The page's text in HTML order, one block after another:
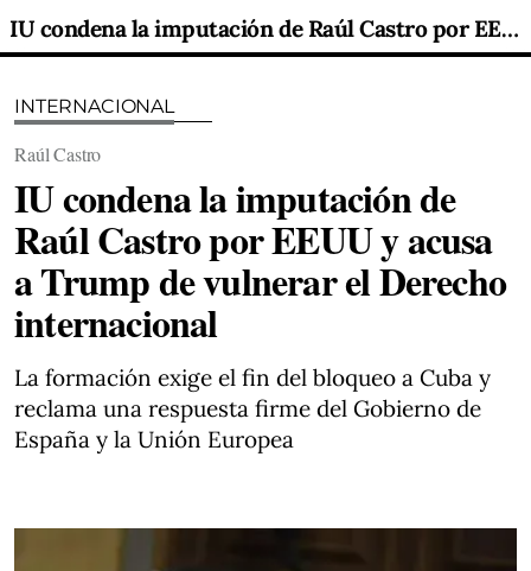
IU condena la imputación de Raúl Castro por EEUU y acusa a Trump de vulnerar el Derecho internacional
INTERNACIONAL
Raúl Castro
IU condena la imputación de
Raúl Castro por EEUU y acusa
a Trump de vulnerar el Derecho
internacional
La formación exige el fin del bloqueo a Cuba y
reclama una respuesta firme del Gobierno de
España y la Unión Europea